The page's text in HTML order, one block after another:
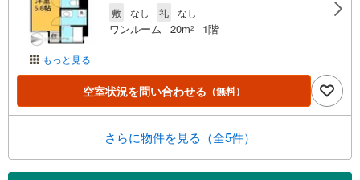
もっと見る
敷
なし 礼 なし
ワンルーム 20m2 1階
空室状況を問い合わせる （無料）
さらに物件を見る（全5件）